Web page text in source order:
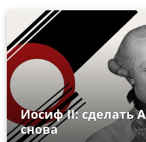
Иосиф II: сделать
снова